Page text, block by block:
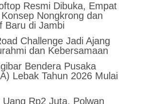
Resmi Dibuka, Empat
Nongkrong dan
Baru di Jambi
Challenge Jadi Ajang
dan Kebersamaan
Bendera Pusaka
Lebak Tahun 2026 Mulai
Rp2 Juta, Polwan